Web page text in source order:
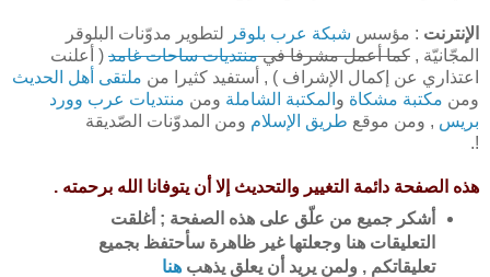
الإنترنت : مؤسس شبكة عرب بلوقر لتطوير مدوّنات البلوقر
المجّانيّة , كما أعمل مشرفا فيمنتديات ساحات غامد ( أعلنت
اعتذاري عن إكمال الإشراف ) , أستفيد كثيرا من ملتقى أهل الحديث
ومن مكتبة مشكاة و المكتبة الشاملة ومن منتديات عرب وورد
بريس , ومن موقع طريق الإسلام ومن المدوّنات الصّديقة
!.
هذه الصفحة دائمة التغيير والتحديث إلا أن يتوفانا الله برحمته .
أشكر جميع من علّق على هذه الصفحة ; أغلقت
التعليقات هنا وجعلتها غير ظاهرة سأحتفظ بجميع
تعليقاتكم , ولمن يريد أن يعلق يذهب هنا